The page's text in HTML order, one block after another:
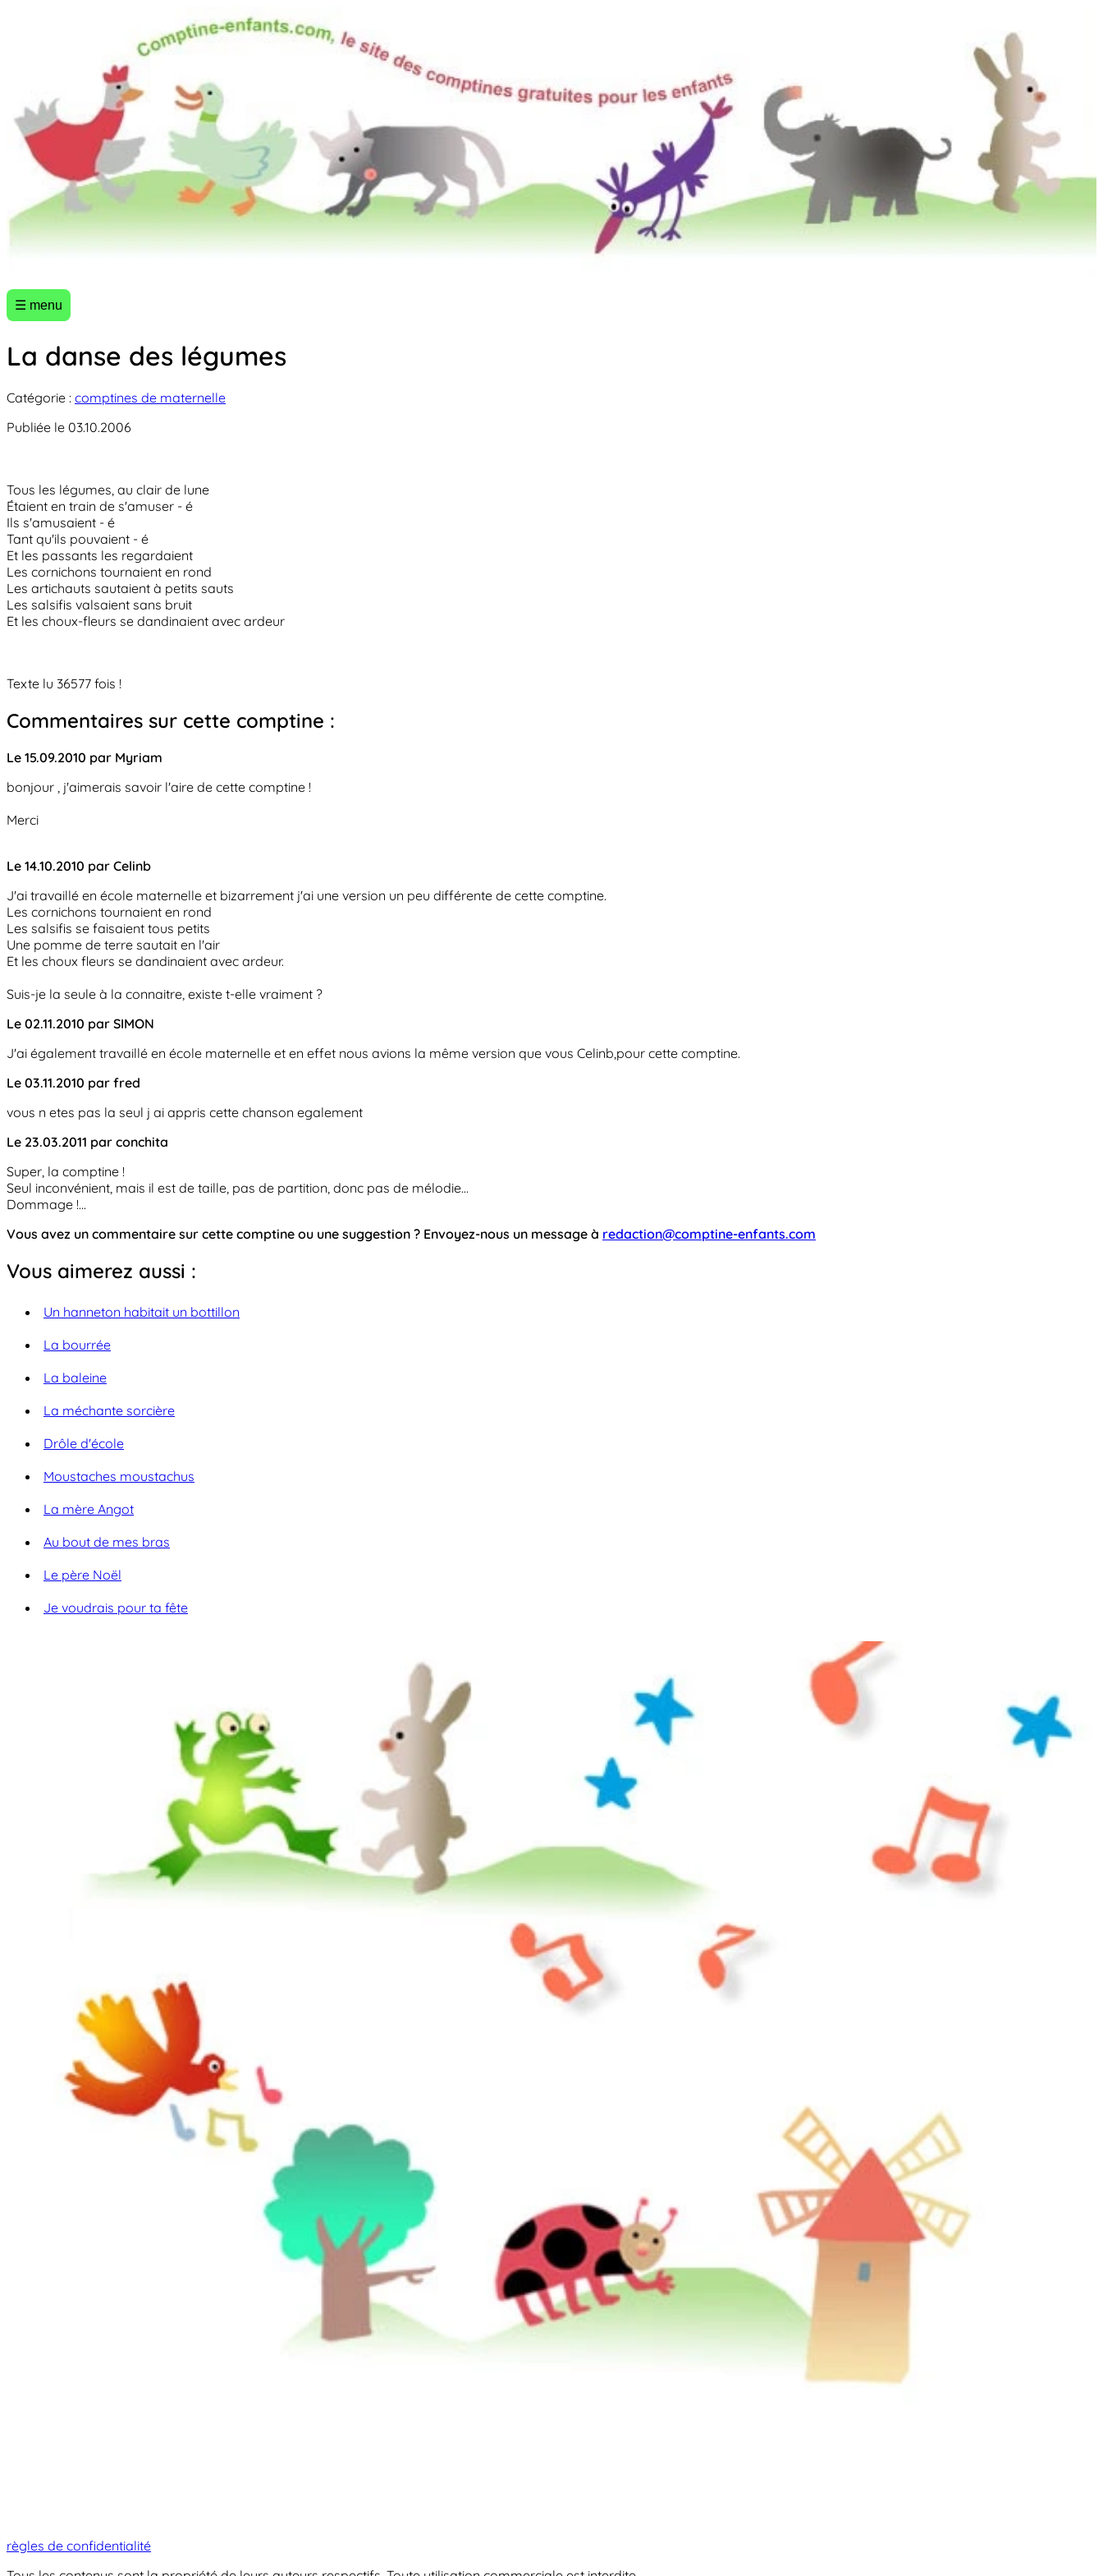
☰ menu
La danse des légumes
Catégorie : comptines de maternelle
Publiée le 03.10.2006
Tous les légumes, au clair de lune
Étaient en train de s'amuser - é
Ils s'amusaient - é
Tant qu'ils pouvaient - é
Et les passants les regardaient
Les cornichons tournaient en rond
Les artichauts sautaient à petits sauts
Les salsifis valsaient sans bruit
Et les choux-fleurs se dandinaient avec ardeur
Texte lu 36577 fois !
Commentaires sur cette comptine :
Le 15.09.2010 par Myriam
bonjour , j'aimerais savoir l'aire de cette comptine !
Merci
Le 14.10.2010 par Celinb
J'ai travaillé en école maternelle et bizarrement j'ai une version un peu différente de cette comptine.
Les cornichons tournaient en rond
Les salsifis se faisaient tous petits
Une pomme de terre sautait en l'air
Et les choux fleurs se dandinaient avec ardeur.
Suis-je la seule à la connaitre, existe t-elle vraiment ?
Le 02.11.2010 par SIMON
J'ai également travaillé en école maternelle et en effet nous avions la même version que vous Celinb,pour cette comptine.
Le 03.11.2010 par fred
vous n etes pas la seul j ai appris cette chanson egalement
Le 23.03.2011 par conchita
Super, la comptine !
Seul inconvénient, mais il est de taille, pas de partition, donc pas de mélodie...
Dommage !...
Vous avez un commentaire sur cette comptine ou une suggestion ? Envoyez-nous un message à redaction@comptine-enfants.com
Vous aimerez aussi :
Un hanneton habitait un bottillon
La bourrée
La baleine
La méchante sorcière
Drôle d'école
Moustaches moustachus
La mère Angot
Au bout de mes bras
Le père Noël
Je voudrais pour ta fête
règles de confidentialité